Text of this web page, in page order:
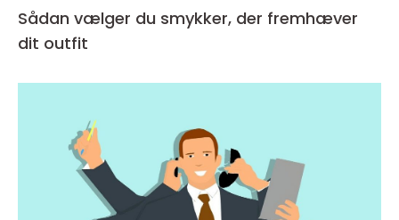
Sådan vælger du smykker, der fremhæver
dit outfit